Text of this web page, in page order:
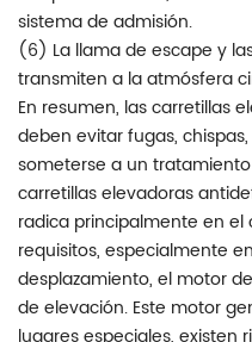
sistema de admisión.
(6) La llama de escape y
transmiten a la atmósfera
En resumen, las carretillas
deben evitar fugas,
someterse a un
carretillas elevadoras
radica principalmente en
requisitos, especialmente
desplazamiento, el motor
de elevación. Este motor
lugares especiales, existen